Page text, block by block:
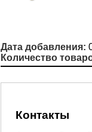
Дата добавления:
Количество
Контакты